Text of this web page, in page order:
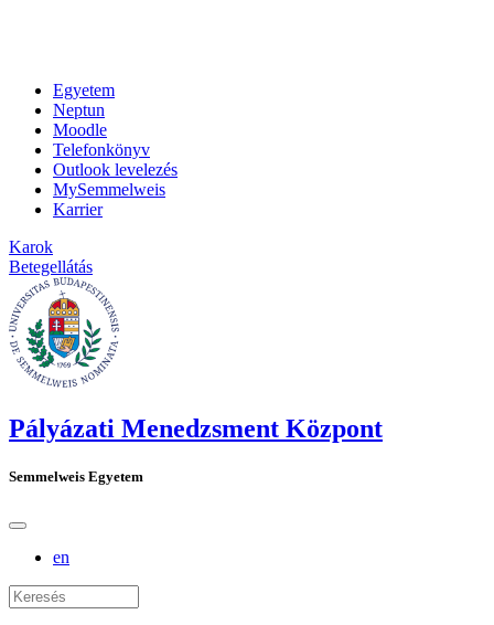
Egyetem
Neptun
Moodle
Telefonkönyv
Outlook levelezés
MySemmelweis
Karrier
Karok
Betegellátás
Pályázati Menedzsment Központ
Semmelweis Egyetem
en